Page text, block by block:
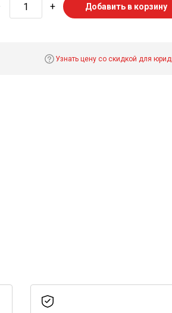
+ Добавить в корзину
Узнать цену со скидкой для